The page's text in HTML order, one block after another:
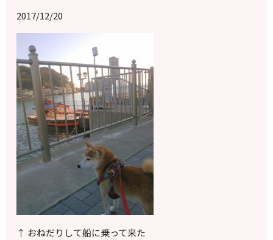
2017/12/20
↑ おねだりして船に乗って来た